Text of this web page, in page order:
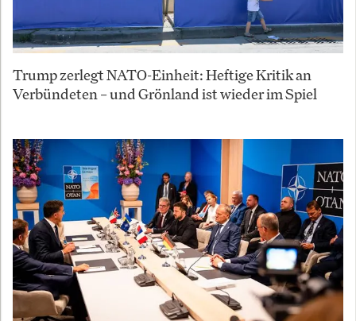
Trump zerlegt NATO-Einheit: Heftige Kritik an
Verbündeten – und Grönland ist wieder im Spiel